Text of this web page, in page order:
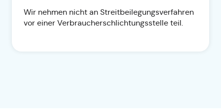
Wir nehmen nicht an Streitbeilegungsverfahren
vor einer Verbraucherschlichtungsstelle teil.